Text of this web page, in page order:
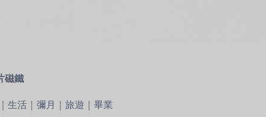
磁鐵
生活｜彌月｜旅遊｜畢業